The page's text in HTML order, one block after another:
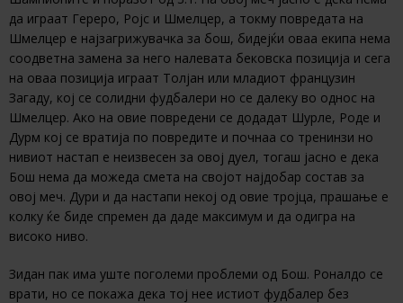
да играат Гереро, Ројс и Шмелцер, а токму повредата на
Шмелцер е најзагрижувачка за бош, бидејќи оваа екипа нема
соодветна замена за него налевата бековска позиција и сега
на оваа позиција играат Толјан или младиот французин
Загаду, кој се солидни фудбалери но се далеку во однос на
Шмелцер. Ако на овие повредени се додадат Шурле, Роде и
Дурм кој се вратија по повредите и почнаа со тренинзи но
нивиот настап е неизвесен за овој дуел, тогаш јасно е дека
Бош нема да можеда смета на својот најдобар состав за
овој меч. Дури и да настапи некој од овие тројца, прашање е
колку ќе биде спремен да даде максимум и да одигра на
високо ниво.
Зидан пак има уште поголеми проблеми од Бош. Роналдо се
врати, но се покажа дека тој нее истиот фудбалер без